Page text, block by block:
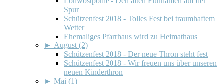
Spur
Schützenfest 2018 - Tolles Fest bei traumhaftem
Wetter
Ehemaliges Pfarrhaus wird zu Heimathaus
► August (2)
Schützenfest 2018 - Der neue Thron steht fest
Schützenfest 2018 - Wir freuen uns über unseren
neuen Kinderthron
► Mai (1)